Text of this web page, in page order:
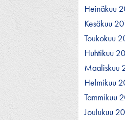
Heinäkuu
Kesäkuu
Toukokuu
Huhtikuu
Maaliskuu
Helmikuu
Tammikuu
Joulukuu